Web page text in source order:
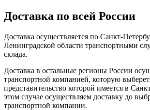
Доставка по всей России
Доставка осуществляется по Санкт-
Ленинградской области транспортными
склада.
Доставка в остальные регионы России
транспортной компанией, которую
представительство которой имеется в
этом случае осуществляем доставку до
транспортной компании.